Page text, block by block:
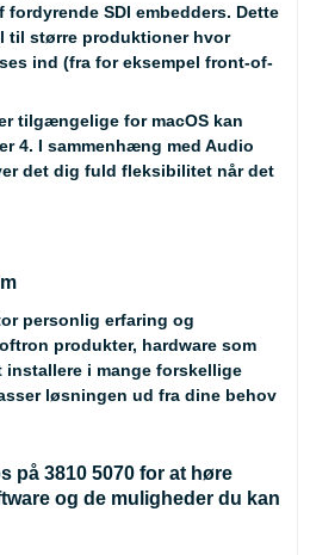
fordyrende SDI embedders. Dette
til større produktioner hvor
ind (fra for eksempel front-of-
tilgængelige for macOS kan
4. I sammenhæng med Audio
det dig fuld fleksibilitet når det
personlig erfaring og
produkter, hardware som
installere i mange forskellige
løsningen ud fra dine behov
på 3810 5070 for at høre
og de muligheder du kan